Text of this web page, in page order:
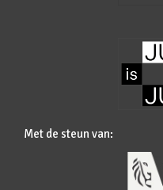
Met de steun van: